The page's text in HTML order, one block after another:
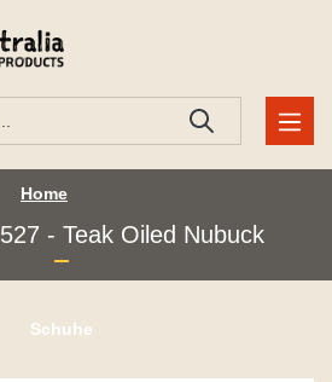
Home
- Teak Oiled Nubuck
Schuhe